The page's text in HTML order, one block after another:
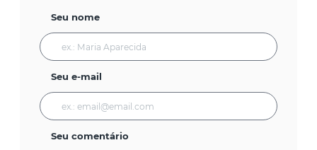
Seu nome
Seu e-mail
Seu comentário